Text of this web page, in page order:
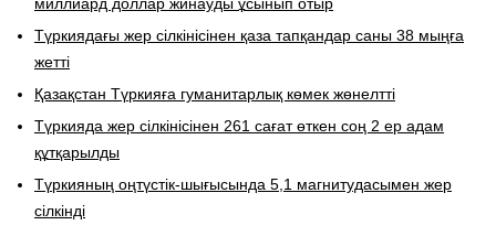
Түркиядағы жер сілкінісінен қаза тапқандар саны 38 мыңға
жетті
Қазақстан Түркияға гуманитарлық көмек жөнелтті
Түркияда жер сілкінісінен 261 сағат өткен соң 2 ер адам
құтқарылды
Түркияның оңтүстік-шығысында 5,1 магнитудасымен жер
сілкінді